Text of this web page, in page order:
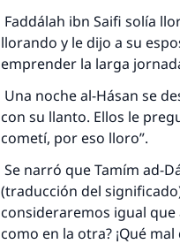
Faddálah ibn Saifi solía
llorando y le dijo a su
emprender la larga
Una noche al-Hásan se
con su llanto. Ellos le
cometí, por eso lloro”.
Se narró que Tamím ad-
(traducción del
consideraremos igual
como en la otra? ¡Qué